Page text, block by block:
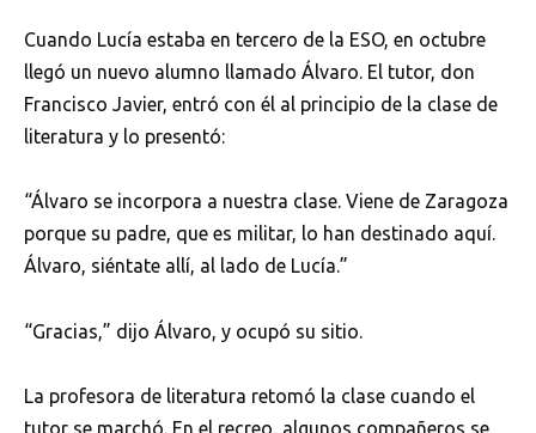
Cuando Lucía estaba en tercero de la ESO, en octubre
llegó un nuevo alumno llamado Álvaro. El tutor, don
Francisco Javier, entró con él al principio de la clase de
literatura y lo presentó:
“Álvaro se incorpora a nuestra clase. Viene de Zaragoza
porque su padre, que es militar, lo han destinado aquí.
Álvaro, siéntate allí, al lado de Lucía.”
“Gracias,” dijo Álvaro, y ocupó su sitio.
La profesora de literatura retomó la clase cuando el
tutor se marchó. En el recreo, algunos compañeros se